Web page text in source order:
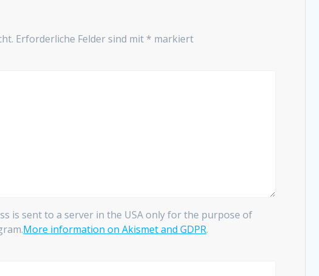
Erforderliche Felder sind mit * markiert
is sent to a server in the USA only for the purpose of
More information on Akismet and GDPR.